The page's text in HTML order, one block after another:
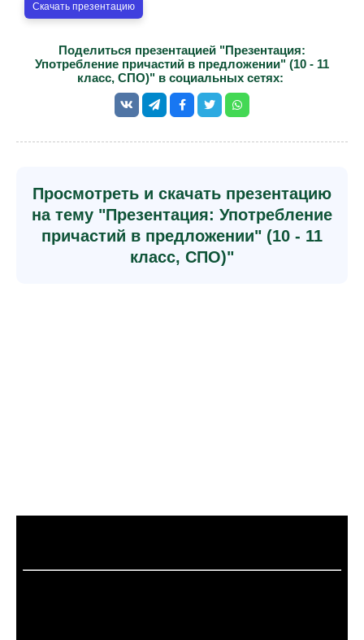
Скачать презентацию
Поделиться презентацией "Презентация:
Употребление причастий в предложении" (10 - 11
класс, СПО)" в социальных сетях:
Просмотреть и скачать презентацию
на тему "Презентация: Употребление
причастий в предложении" (10 - 11
класс, СПО)"